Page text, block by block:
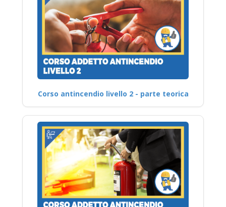
Corso antincendio livello 2 - parte teorica